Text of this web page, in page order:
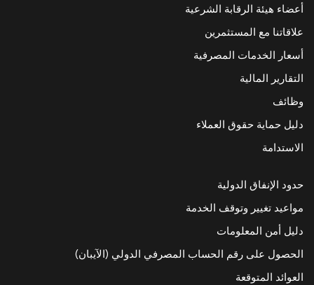
أعضاء هيئة الرقابة الشرعية
علاقاتنا مع المستثمرين
أسعار الخدمات المصرفية
التقارير المالية
وظائف
دليل حماية حقوق العملاء
الاستدامة
حدود الإنفاق الدولية
مواعيد تغيير وتوقف الخدمة
دليل أمن المعلومات
الحصول على رقم الحساب المصرفي الدولي (الآيبان)
العوائد المتوقعة